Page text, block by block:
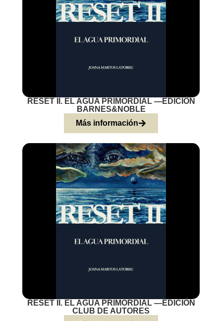
RESET II. EL AGUA PRIMORDIAL —EDICIÓN
BARNES&NOBLE
Más información
RESET II. EL AGUA PRIMORDIAL —EDICIÓN
CLUB DE AUTORES